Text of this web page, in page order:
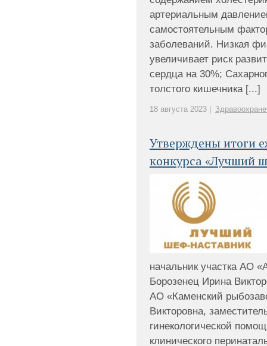
артериальным
самостоятельным
заболеваний. Низкая
увеличивает риск
сердца на 30%;
толстого кишечника [...]
18 августа 2023 |
Утверждены итоги
конкурса «Лучший
начальник участка АО
Борозенец Ирина
АО «Каменский
Викторовна,
гинекологической
клинического